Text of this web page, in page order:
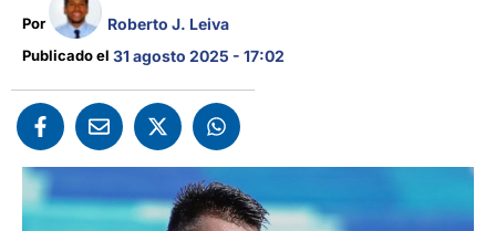
Por Roberto J. Leiva
Publicado el 31 agosto 2025 - 17:02